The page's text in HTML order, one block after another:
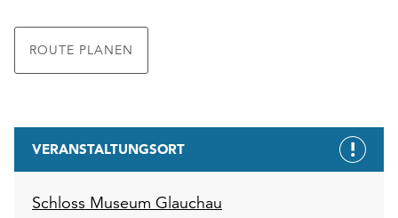
ROUTE PLANEN
VERANSTALTUNGSORT
Schloss Museum Glauchau